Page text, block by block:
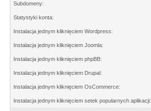
Subdomeny:
Statystyki konta:
Instalacja jednym kliknięciem Wordpress:
Instalacja jednym kliknięciem Joomla:
Instalacja jednym kliknięciem phpBB:
Instalacja jednym kliknięciem Drupal:
Instalacja jednym kliknięciem OsCommerce:
Instalacja jednym kliknięciem setek popularnych aplikacji: